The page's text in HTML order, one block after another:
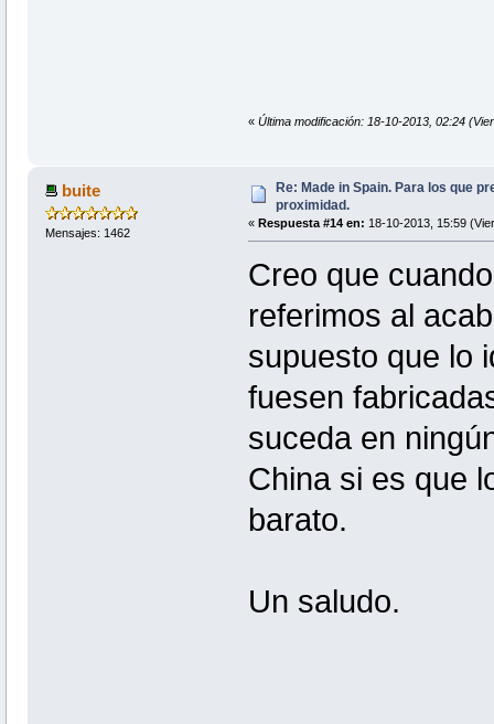
« Última modificación: 18-10-2013, 02:24
buite
Mensajes: 1462
Re: Made in Spain. Para los que
proximidad.
« Respuesta #14 en: 18-10-2013, 15:59
Creo que
referimos al
supuesto que lo
fuesen
suceda en
China si es que
barato.
Un saludo.